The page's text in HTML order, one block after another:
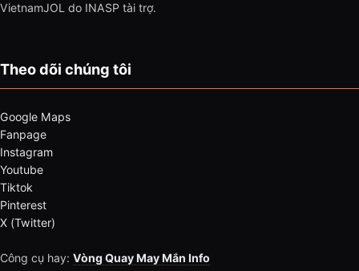
VietnamJOL do INASP tài trợ.
Theo dõi chúng tôi
Google Maps
Fanpage
Instagram
Youtube
Tiktok
Pinterest
X (Twitter)
Công cụ hay: Vòng Quay May Mắn Info